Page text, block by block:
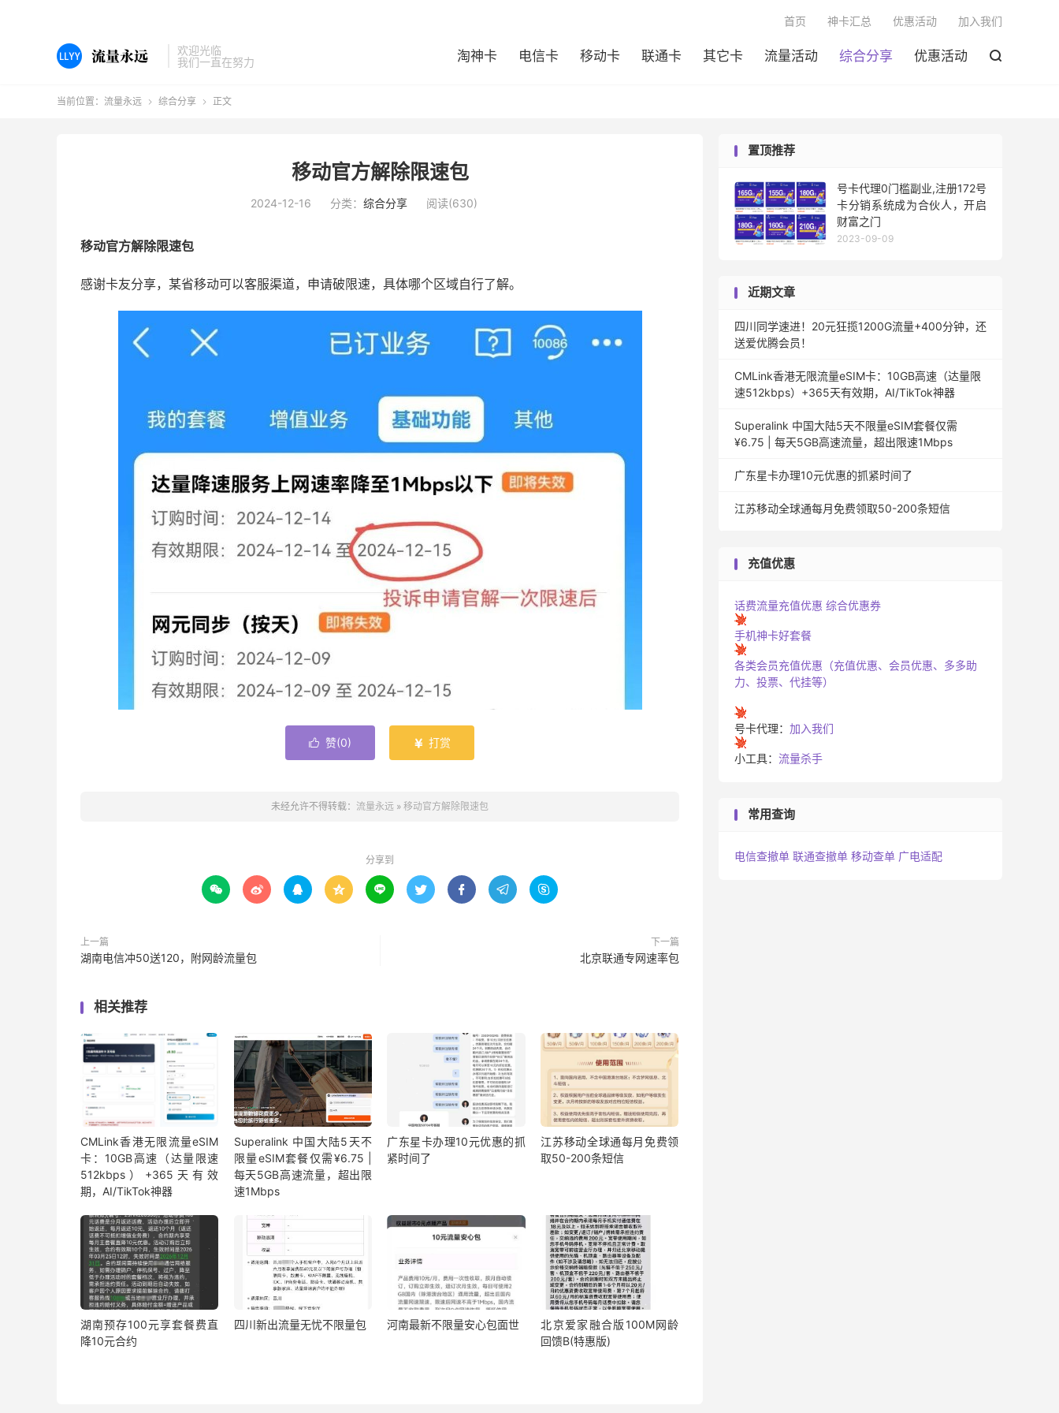
欢迎光临
我们一直在努力
淘神卡 电信卡 移动卡 联通卡 其它卡 流量活动 综合分享 优惠活动 
首页 神卡汇总 优惠活动 加入我们
当前位置： 流量永远  综合分享  正文
移动官方解除限速包
2024-12-16 分类： 综合分享 阅读(630)
移动官方解除限速包
感谢卡友分享，某省移动可以客服渠道，申请破限速，具体哪个区域自行了解。
 赞(0)  打赏
未经允许不得转载： 流量永远 » 移动官方解除限速包
分享到
        
上一篇
湖南电信冲50送120，附网龄流量包
下一篇
北京联通专网速率包
相关推荐
CMLink香港无限流量eSIM
卡：10GB高速（达量限速
512kbps）+365天有效
期，AI/TikTok神器
Superalink 中国大陆5天不
限量eSIM套餐仅需¥6.75 |
每天5GB高速流量，超出限
速1Mbps
广东星卡办理10元优惠的抓
紧时间了
江苏移动全球通每月免费领
取50-200条短信
湖南预存100元享套餐费直
降10元合约
四川新出流量无忧不限量包 河南最新不限量安心包面世
北京爱家融合版100M网龄
回馈B(特惠版)
置顶推荐
号卡代理0门槛副业,注册172号
卡分销系统成为合伙人，开启
财富之门
2023-09-09
近期文章
四川同学速进！20元狂揽1200G流量+400分钟，还
送爱优腾会员！
CMLink香港无限流量eSIM卡：10GB高速（达量限
速512kbps）+365天有效期，AI/TikTok神器
Superalink 中国大陆5天不限量eSIM套餐仅需
¥6.75 | 每天5GB高速流量，超出限速1Mbps
广东星卡办理10元优惠的抓紧时间了
江苏移动全球通每月免费领取50-200条短信
充值优惠
话费流量充值优惠 综合优惠券
手机神卡好套餐
各类会员充值优惠（充值优惠、会员优惠、多多助
力、投票、代挂等）
号卡代理： 加入我们
小工具： 流量杀手
常用查询
电信查撤单 联通查撤单 移动查单 广电适配